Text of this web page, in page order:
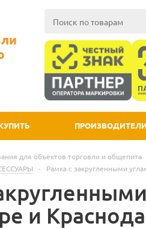
ПРОИЗВОДИТЕЛИ
для объектов торговли и общепита
- Рамка с закругленными
и